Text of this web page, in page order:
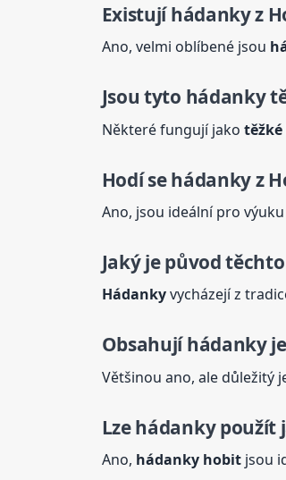
Existujíhádankyz
Ano, velmi oblíbené jsou
Jsou tyto hádanky
Některé fungují jako těžké
Hodí sehádankyz
Ano, jsou ideální pro
Jaký je původ
Hádankyvycházejí z
Obsahujíhádanky
Většinou ano, ale důležitý
Lzehádankypoužít
Ano, hádankyhobitjsou